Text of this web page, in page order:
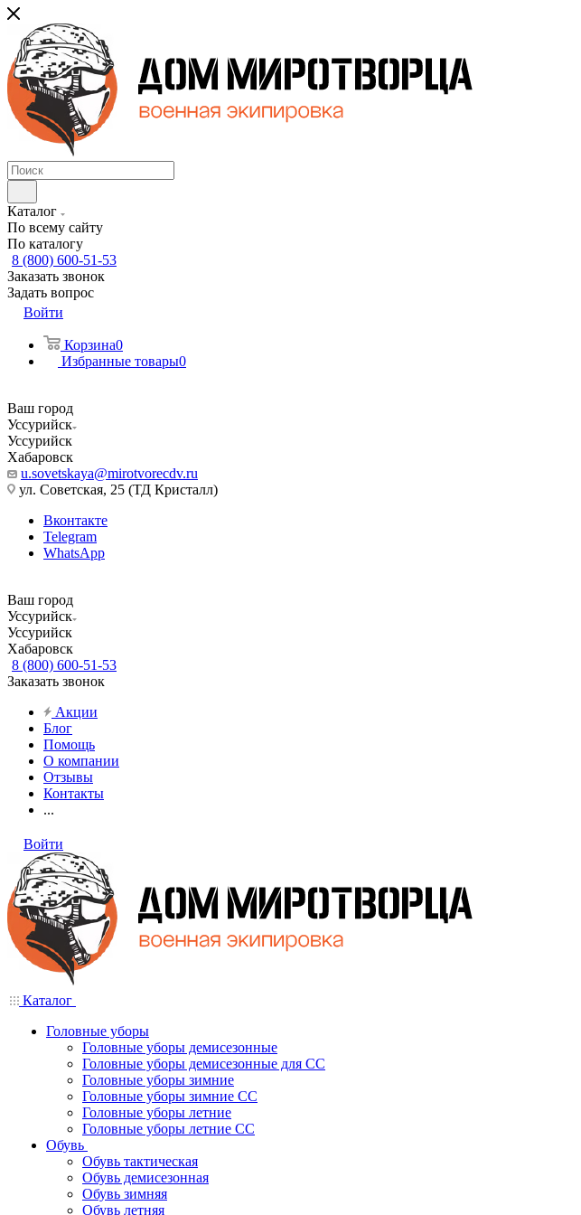
Каталог
По всему сайту
По каталогу
8 (800) 600-51-53
Заказать звонок
Задать вопрос
Войти
Корзина0
Избранные товары0
Ваш город
Уссурийск
Уссурийск
Хабаровск
u.sovetskaya@mirotvorecdv.ru
ул. Советская, 25 (ТД Кристалл)
Вконтакте
Telegram
WhatsApp
Ваш город
Уссурийск
Уссурийск
Хабаровск
8 (800) 600-51-53
Заказать звонок
Акции
Блог
Помощь
О компании
Отзывы
Контакты
...
Войти
Каталог
Головные уборы
Головные уборы демисезонные
Головные уборы демисезонные для СС
Головные уборы зимние
Головные уборы зимние СС
Головные уборы летние
Головные уборы летние СС
Обувь
Обувь тактическая
Обувь демисезонная
Обувь зимняя
Обувь летняя